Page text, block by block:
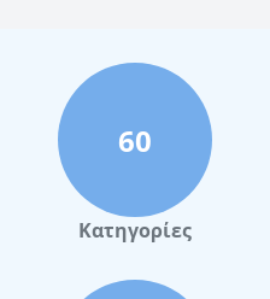
60
Κατηγορίες